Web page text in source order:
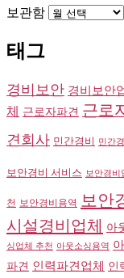
보관함
태그
경비보안 경비보안
체
근로자파견 근로
견회사 민간경비 민간
보안경비 서비스 보안경비
천 보안경비용역 보안
시설경비업체 아
싱업체 추천 아웃소싱용역
파견 인력파견업체 인